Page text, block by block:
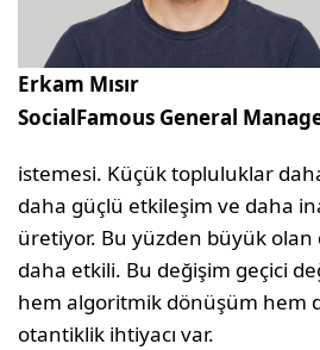
Erkam Mısır
SocialFamous General
istemesi. Küçük topluluklar
daha güçlü etkileşim ve daha
üretiyor. Bu yüzden büyük
daha etkili. Bu değişim geçici
hem algoritmik dönüşüm hem
otantiklik ihtiyacı var.